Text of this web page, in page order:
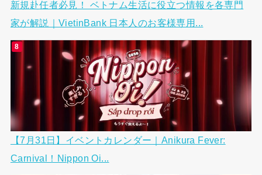
新規赴任者必見！ ベトナム生活に役立つ情報を各専門
家が解説｜VietinBank 日本人のお客様専用...
【7月31日】イベントカレンダー｜Anikura Fever:
Carnival！Nippon Oi...